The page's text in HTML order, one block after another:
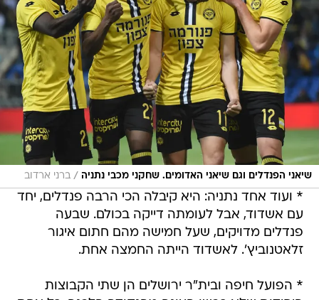
שיאני הפנדלים וגם שיאני האדומים. שחקני מכבי נתניה / ברני ארדוב
* ועוד אחד נתניה: היא קיבלה הכי הרבה פנדלים, יחד
עם אשדוד, אבל לעומתה דייקה בכולם. שבעה
פנדלים מדויקים, שעל חמישה מהם חתום איגור
זלאטנוביץ'. לאשדוד הייתה החמצה אחת.
* הפועל חיפה ובית"ר ירושלים הן שתי הקבוצות